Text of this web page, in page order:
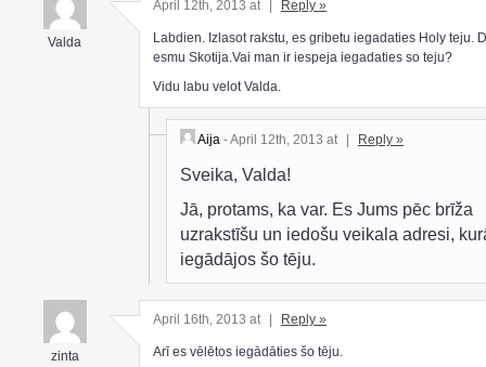
Valda
April 12th, 2013 at | Reply »
Labdien. Izlasot rakstu, es gribetu iegadaties Holy teju.
esmu Skotija.Vai man ir iespeja iegadaties so teju?
Vidu labu velot Valda.
Aija - April 12th, 2013 at | Reply »
Sveika, Valda!
Jā, protams, ka var. Es Jums pēc brīža
uzrakstīšu un iedošu veikala adresi,
iegādājos šo tēju.
zinta
April 16th, 2013 at Reply »
Arī es vēlētos iegādāties šo tēju.